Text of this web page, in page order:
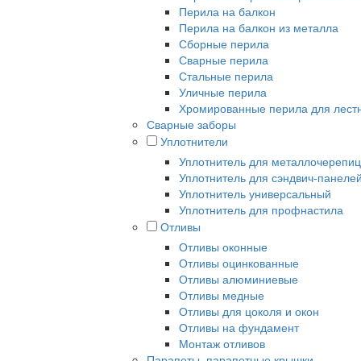
Перила на балкон
Перила на балкон из металла
Сборные перила
Сварные перила
Стальные перила
Уличные перила
Хромированные перила для
Сварные заборы
Уплотнители
Уплотнитель для
Уплотнитель для сэндвич-панелей
Уплотнитель универсальный
Уплотнитель для профнастила
Отливы
Отливы оконные
Отливы оцинкованные
Отливы алюминиевые
Отливы медные
Отливы для цоколя и окон
Отливы на фундамент
Монтаж отливов